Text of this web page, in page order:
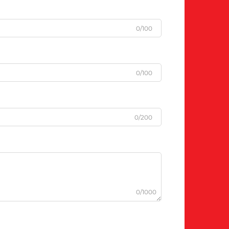
0/100
0/100
0/200
0/1000